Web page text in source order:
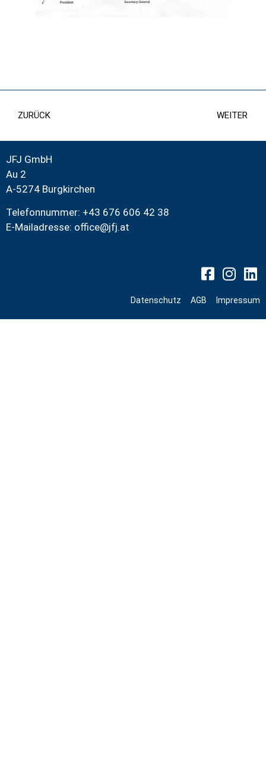
ZURÜCK WEITER
JFJ GmbH
Au 2
A-5274 Burgkirchen
Telefonnummer: +43 676 606 42 38
E-Mailadresse: office@jfj.at
Datenschutz AGB Impressum